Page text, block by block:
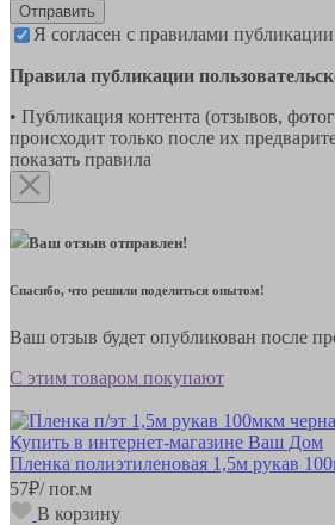
Отправить
Я согласен с правилами
Правила публикации
• Публикация контента (отзывов,
происходит только после их
показать правила
Ваш отзыв отправлен!
Спасибо, что решили поделиться опытом!
Ваш отзыв будет опубликован после
С этим товаром покупают
Пленка полиэтиленовая 1,5м рукав
57₽/ пог.м
В корзину